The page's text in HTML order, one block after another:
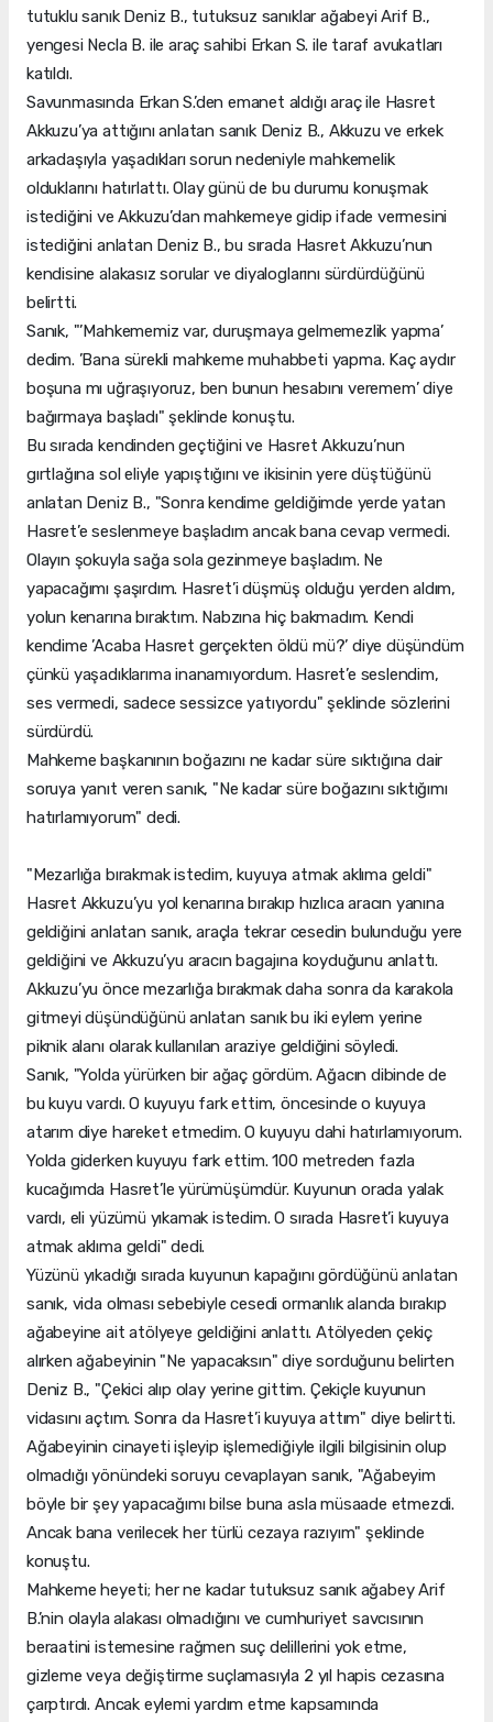
tutuklu sanık Deniz B., tutuksuz sanıklar ağabeyi Arif B.,
yengesi Necla B. ile araç sahibi Erkan S. ile taraf avukatları
katıldı.
Savunmasında Erkan S.’den emanet aldığı araç ile Hasret
Akkuzu’ya attığını anlatan sanık Deniz B., Akkuzu ve erkek
arkadaşıyla yaşadıkları sorun nedeniyle mahkemelik
olduklarını hatırlattı. Olay günü de bu durumu konuşmak
istediğini ve Akkuzu’dan mahkemeye gidip ifade vermesini
istediğini anlatan Deniz B., bu sırada Hasret Akkuzu’nun
kendisine alakasız sorular ve diyaloglarını sürdürdüğünü
belirtti.
Sanık, "’Mahkememiz var, duruşmaya gelmemezlik yapma’
dedim. ’Bana sürekli mahkeme muhabbeti yapma. Kaç aydır
boşuna mı uğraşıyoruz, ben bunun hesabını veremem’ diye
bağırmaya başladı" şeklinde konuştu.
Bu sırada kendinden geçtiğini ve Hasret Akkuzu’nun
gırtlağına sol eliyle yapıştığını ve ikisinin yere düştüğünü
anlatan Deniz B., "Sonra kendime geldiğimde yerde yatan
Hasret’e seslenmeye başladım ancak bana cevap vermedi.
Olayın şokuyla sağa sola gezinmeye başladım. Ne
yapacağımı şaşırdım. Hasret’i düşmüş olduğu yerden aldım,
yolun kenarına bıraktım. Nabzına hiç bakmadım. Kendi
kendime ’Acaba Hasret gerçekten öldü mü?’ diye düşündüm
çünkü yaşadıklarıma inanamıyordum. Hasret’e seslendim,
ses vermedi, sadece sessizce yatıyordu" şeklinde sözlerini
sürdürdü.
Mahkeme başkanının boğazını ne kadar süre sıktığına dair
soruya yanıt veren sanık, "Ne kadar süre boğazını sıktığımı
hatırlamıyorum" dedi.
"Mezarlığa bırakmak istedim, kuyuya atmak aklıma geldi"
Hasret Akkuzu’yu yol kenarına bırakıp hızlıca aracın yanına
geldiğini anlatan sanık, araçla tekrar cesedin bulunduğu yere
geldiğini ve Akkuzu’yu aracın bagajına koyduğunu anlattı.
Akkuzu’yu önce mezarlığa bırakmak daha sonra da karakola
gitmeyi düşündüğünü anlatan sanık bu iki eylem yerine
piknik alanı olarak kullanılan araziye geldiğini söyledi.
Sanık, "Yolda yürürken bir ağaç gördüm. Ağacın dibinde de
bu kuyu vardı. O kuyuyu fark ettim, öncesinde o kuyuya
atarım diye hareket etmedim. O kuyuyu dahi hatırlamıyorum.
Yolda giderken kuyuyu fark ettim. 100 metreden fazla
kucağımda Hasret’le yürümüşümdür. Kuyunun orada yalak
vardı, eli yüzümü yıkamak istedim. O sırada Hasret’i kuyuya
atmak aklıma geldi" dedi.
Yüzünü yıkadığı sırada kuyunun kapağını gördüğünü anlatan
sanık, vida olması sebebiyle cesedi ormanlık alanda bırakıp
ağabeyine ait atölyeye geldiğini anlattı. Atölyeden çekiç
alırken ağabeyinin "Ne yapacaksın" diye sorduğunu belirten
Deniz B., "Çekici alıp olay yerine gittim. Çekiçle kuyunun
vidasını açtım. Sonra da Hasret’i kuyuya attım" diye belirtti.
Ağabeyinin cinayeti işleyip işlemediğiyle ilgili bilgisinin olup
olmadığı yönündeki soruyu cevaplayan sanık, "Ağabeyim
böyle bir şey yapacağımı bilse buna asla müsaade etmezdi.
Ancak bana verilecek her türlü cezaya razıyım" şeklinde
konuştu.
Mahkeme heyeti; her ne kadar tutuksuz sanık ağabey Arif
B.’nin olayla alakası olmadığını ve cumhuriyet savcısının
beraatini istemesine rağmen suç delillerini yok etme,
gizleme veya değiştirme suçlamasıyla 2 yıl hapis cezasına
çarptırdı. Ancak eylemi yardım etme kapsamında